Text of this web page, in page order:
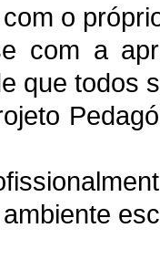
o
com a
que todos